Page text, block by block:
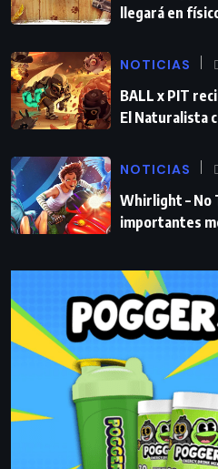
llegará en
NOTICIAS
BALL x PIT
El Naturalista
NOTICIAS
Whirlight – No
importantes